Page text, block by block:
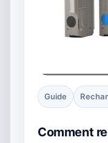
Guide
Comment